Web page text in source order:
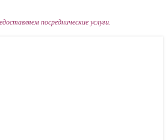
посреднические услуги.